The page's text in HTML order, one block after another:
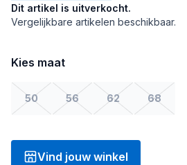
Dit artikel is uitverkocht.
Vergelijkbare artikelen beschikbaar.
Kies maat
50 56 62 68
Vind jouw winkel